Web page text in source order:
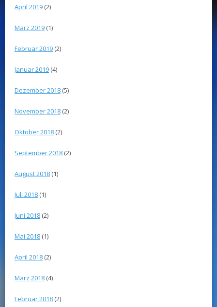
April 2019 (2)
März 2019 (1)
Februar 2019 (2)
Januar 2019 (4)
Dezember 2018 (5)
November 2018 (2)
Oktober 2018 (2)
September 2018 (2)
August 2018 (1)
Juli 2018 (1)
Juni 2018 (2)
Mai 2018 (1)
April 2018 (2)
März 2018 (4)
Februar 2018 (2)